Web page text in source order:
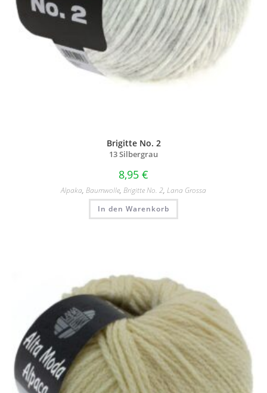
Brigitte No. 2
13 Silbergrau
8,95 €
Alpaka, Baumwolle, Brigitte No. 2, Lana Grossa
In den Warenkorb